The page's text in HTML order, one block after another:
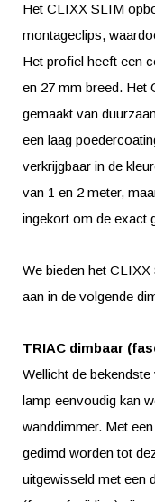
Het CLIXX SLIM
montageclips,
Het profiel heeft een
en 27 mm breed. Het
gemaakt van
een laag
verkrijgbaar in de
van 1 en 2 meter,
ingekort om de exact
We bieden het
aan in de volgende
TRIAC dimbaar
Wellicht de
lamp eenvoudig kan
wanddimmer. Met
gedimd worden tot
uitgewisseld met een